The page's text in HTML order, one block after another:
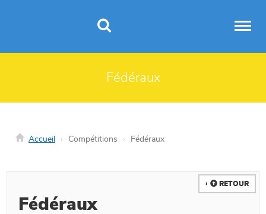
Fédéraux
Accueil Compétitions Fédéraux
Fédéraux
RETOUR